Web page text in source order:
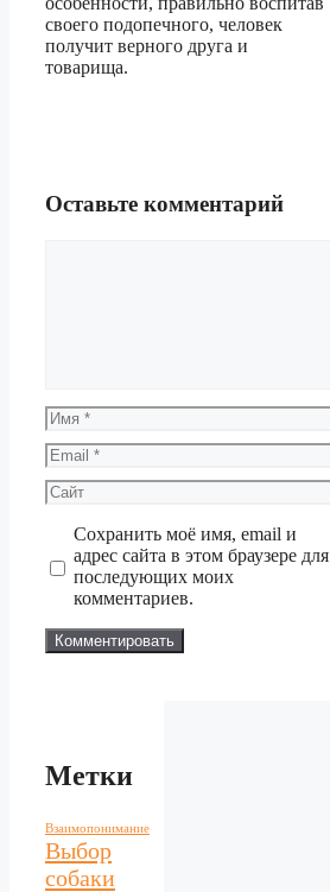
своего подопечного, человек
получит верного друга и
товарища.
Оставьте комментарий
Имя
Email
Сайт
Сохранить моё имя, email и
адрес сайта в этом браузере для
последующих моих
комментариев.
Метки
Взаимопонимание
Выбор
собаки